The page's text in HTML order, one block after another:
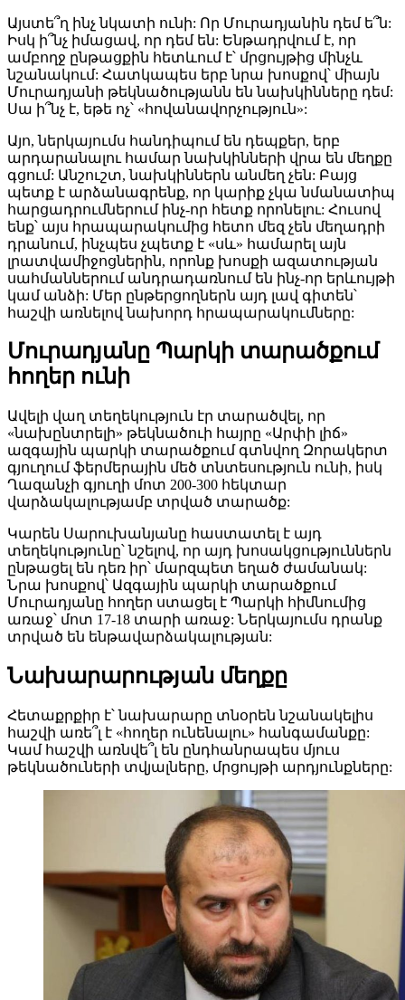
Այստե՞ղ ինչ նկատի ունի: Որ Մուրադյանին դեմ ե՞ն:
Իսկ ի՞նչ իմացավ, որ դեմ են: Ենթադրվում է, որ
ամբողջ ընթացքին հետևում է՝ մրցույթից մինչև
նշանակում: Հատկապես երբ նրա խոսքով՝ միայն
Մուրադյանի թեկնածությանն են նախկինները դեմ:
Սա ի՞նչ է, եթե ոչ՝ «հովանավորչություն»:
Այո, ներկայումս հանդիպում են դեպքեր, երբ
արդարանալու համար նախկինների վրա են մեղքը
գցում: Անշուշտ, նախկիններն անմեղ չեն: Բայց
պետք է արձանագրենք, որ կարիք չկա նմանատիպ
հարցադրումներում ինչ-որ հետք որոնելու: Հուսով
ենք՝ այս հրապարակումից հետո մեզ չեն մեղադրի
դրանում, ինչպես չպետք է «սև» համարել այն
լրատվամիջոցներին, որոնք խոսքի ազատության
սահմաններում անդրադառնում են ինչ-որ երևույթի
կամ անձի: Մեր ընթերցողներն այդ լավ գիտեն՝
հաշվի առնելով նախորդ հրապարակումները:
Մուրադյանը Պարկի տարածքում
հողեր ունի
Ավելի վաղ տեղեկություն էր տարածվել, որ
«նախընտրելի» թեկնածուի հայրը «Արփի լիճ»
ազգային պարկի տարածքում գտնվող Զորակերտ
գյուղում ֆերմերային մեծ տնտեսություն ունի, իսկ
Ղազանչի գյուղի մոտ 200-300 հեկտար
վարձակալությամբ տրված տարածք:
Կարեն Սարուխանյանը հաստատել է այդ
տեղեկությունը՝ նշելով, որ այդ խոսակցություններն
ընթացել են դեռ իր՝ մարզպետ եղած ժամանակ:
Նրա խոսքով՝ Ազգային պարկի տարածքում
Մուրադյանը հողեր ստացել է Պարկի հիմնումից
առաջ՝ մոտ 17-18 տարի առաջ: Ներկայումս դրանք
տրված են ենթավարձակալության:
Նախարարության մեղքը
Հետաքրքիր է՝ նախարարը տնօրեն նշանակելիս
հաշվի առե՞լ է «հողեր ունենալու» հանգամանքը:
Կամ հաշվի առնվե՞լ են ընդհանրապես մյուս
թեկնածուների տվյալները, մրցույթի արդյունքները: